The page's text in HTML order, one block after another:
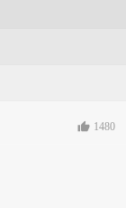
1480